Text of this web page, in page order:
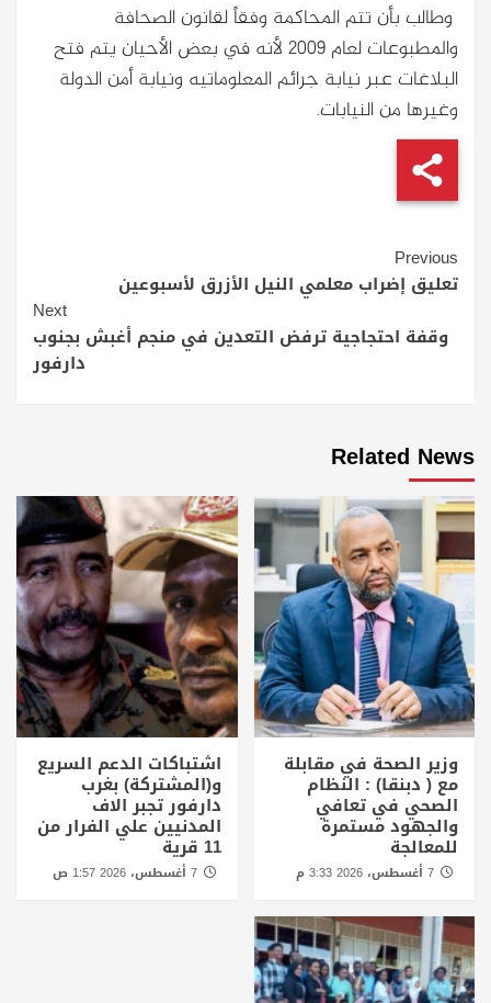
وطالب بأن تتم المحاكمة وفقاً لقانون الصحافة
والمطبوعات لعام 2009 لأنه في بعض الأحيان يتم فتح
البلاغات عبر نيابة جرائم المعلوماتيه ونيابة أمن الدولة
وغيرها من النيابات.
Continue
Reading
Previous
تعليق إضراب معلمي النيل الأزرق لأسبوعين
Next
وقفة احتجاجية ترفض التعدين في منجم أغبش بجنوب
دارفور
Related News
وزير الصحة في مقابلة
مع ( دبنقا) : النظام
الصحي في تعافي
والجهود مستمرة
للمعالجة
اشتباكات الدعم السريع
و(المشتركة) بغرب
دارفور تجبر الاف
المدنيين علي الفرار من
11 قرية
7 أغسطس، 2026 1:57 ص